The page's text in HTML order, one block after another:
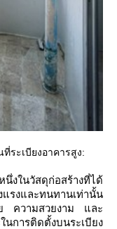
ระเบียงอาคารสูง:
นึ่งในวัสดุก่อสร้างที่ได้
รงและทนทานเท่านั้น
ความสวยงาม และ
นการติดตั้งบนระเบียง